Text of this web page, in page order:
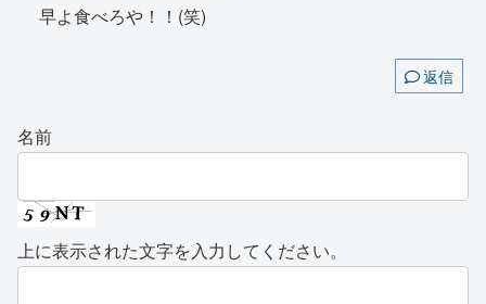
早よ食べろや！！(笑)
返信
名前
上に表示された文字を入力してください。